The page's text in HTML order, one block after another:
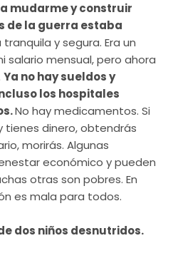
mudarme y construir
de la guerra estaba
y segura. Era un
salario mensual, pero ahora
Ya no hay sueldos y
los hospitales
No hay medicamentos. Si
dinero, obtendrás
morirás. Algunas
económico y pueden
otras son pobres. En
es mala para todos.
dos niños desnutridos.